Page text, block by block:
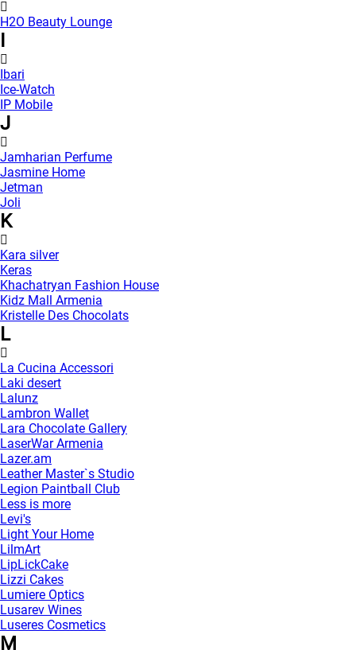
H2O Beauty Lounge
Ibari
Ice-Watch
IP Mobile
J
Jamharian Perfume
Jasmine Home
Jetman
Joli
K
Kara silver
Keras
Khachatryan Fashion House
Kidz Mall Armenia
Kristelle Des Chocolats
L
La Cucina Accessori
Laki desert
Lalunz
Lambron Wallet
Lara Chocolate Gallery
LaserWar Armenia
Lazer.am
Leather Master`s Studio
Legion Paintball Club
Less is more
Levi's
Light Your Home
LilmArt
LipLickCake
Lizzi Cakes
Lumiere Optics
Lusarev Wines
Luseres Cosmetics
M